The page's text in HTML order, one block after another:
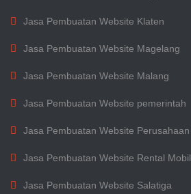
Jasa Pembuatan Website Klaten
Jasa Pembuatan Website Magelang
Jasa Pembuatan Website Malang
Jasa Pembuatan Website pemerintah
Jasa Pembuatan Website Perusahaan
Jasa Pembuatan Website Rental Mobil
Jasa Pembuatan Website Salatiga